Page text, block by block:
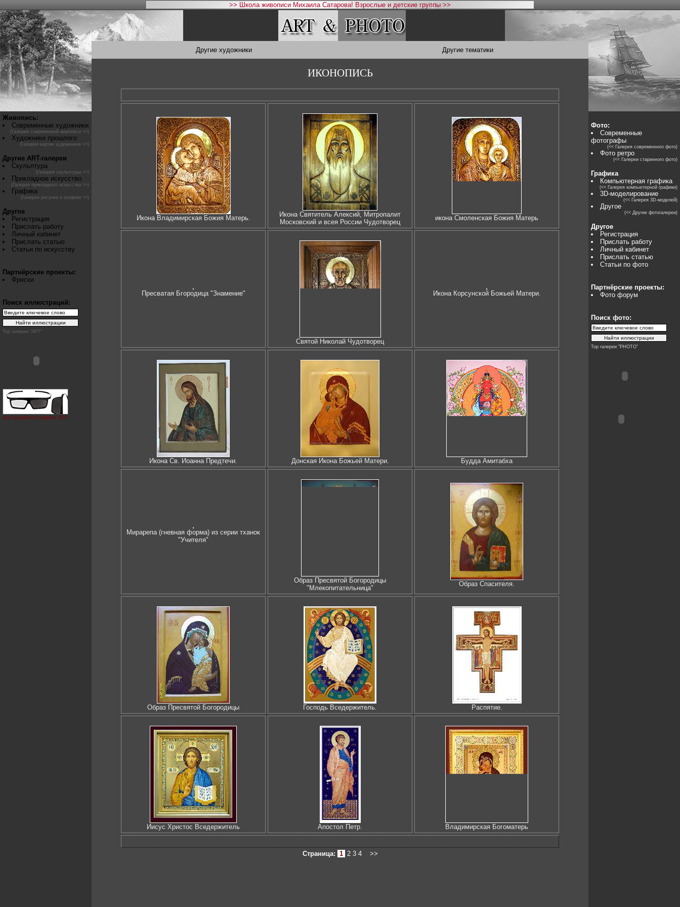
>> Школа живописи Михаила Сатарова! Взрослые и детские группы >>
Живопись:
Современные художники
(Галерея современной живописи >>)
Художники прошлого
(Галерея картин художников >>)
Другие ART-галереи
Скульптура
(Галерея скульптуры >>)
Прикладное искусство
(Галерея прикладного искусства >>)
Графика
(Галерея рисунка и графики >>)
Другое
Регистрация
Прислать работу
Личный кабинет
Прислать статью
Статьи по искусству
Партнёрские проекты:
Фрески
Поиск иллюстраций:
Top галереи "АРТ"
Как создаётся эффект 3D?
Другие художники Другие тематики
ИКОНОПИСЬ
Икона Владимирская Божия Матерь.
Икона Святитель Алексий, Митропалит
Московский и всея России Чудотворец
икона Смоленская Божия Матерь
Пресватая Бгородица "Знамение"
Святой Николай Чудотворец
Икона Корсунской Божьей Матери.
Икона Св. Иоанна Предтечи. Донская Икона Божьей Матери. Будда Амитабха
Мирарепа (гневная форма) из серии тханок
"Учителя"
Образ Пресвятой Богородицы
"Млекопитательница"
Образ Спасителя.
Образ Пресвятой Богородицы Господь Вседержитель. Распятие.
Иисус Христос Вседержитель Апостол Петр. Владимирская Богоматерь
Страница: 1 2 3 4 >>
Фото:
Современные
фотографы
(<< Галерея современного фото)
Фото ретро
(<< Галереи старинного фото)
Графика
Компьютерная графика
(<< Галерея компьютерной графики)
3D-моделирование
(<< Галерея 3D-моделей)
Другое
(<< Другие фотогалереи)
Другое
Регистрация
Прислать работу
Личный кабинет
Прислать статью
Статьи по фото
Партнёрские проекты:
Фото форум
Поиск фото:
Top галереи "PHOTO"